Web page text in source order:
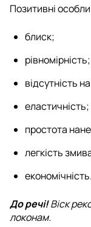
Позитивні
блиск;
рівномірність;
відсутність
еластичність;
простота
легкість
економічність.
До речі!Віск
локонам.